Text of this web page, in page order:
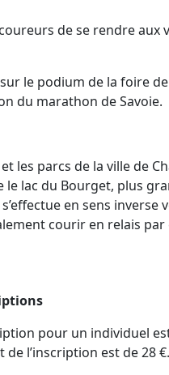
de se rendre aux
le podium de la foire
du marathon de Savoie.
les parcs de la ville de
lac du Bourget, plus
en sens inverse
courir en relais par
pour un individuel
l’inscription est de 28 €.